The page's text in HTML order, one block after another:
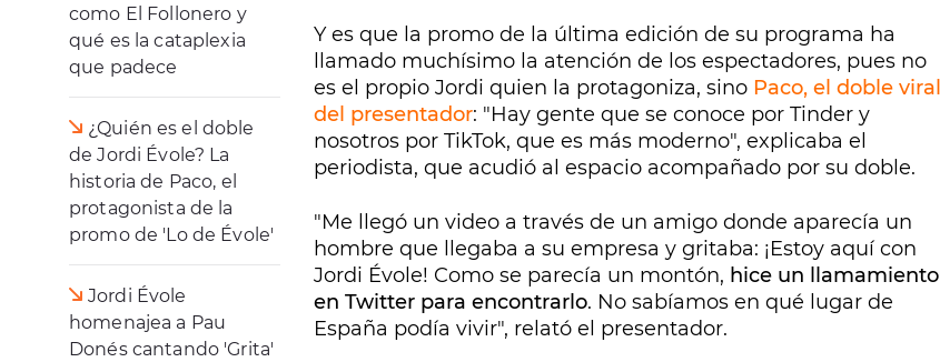
como El Follonero y
qué es la cataplexia
que padece
¿Quién es el doble
de Jordi Évole? La
historia de Paco, el
protagonista de la
promo de 'Lo de Évole'
Jordi Évole
homenajea a Pau
Donés cantando 'Grita'
Y es que la promo de la última edición de su programa ha
llamado muchísimo la atención de los espectadores, pues no
es el propio Jordi quien la protagoniza, sino Paco, el doble viral
del presentador: "Hay gente que se conoce por Tinder y
nosotros por TikTok, que es más moderno", explicaba el
periodista, que acudió al espacio acompañado por su doble.
"Me llegó un video a través de un amigo donde aparecía un
hombre que llegaba a su empresa y gritaba: ¡Estoy aquí con
Jordi Évole! Como se parecía un montón, hice un llamamiento
en Twitter para encontrarlo. No sabíamos en qué lugar de
España podía vivir", relató el presentador.